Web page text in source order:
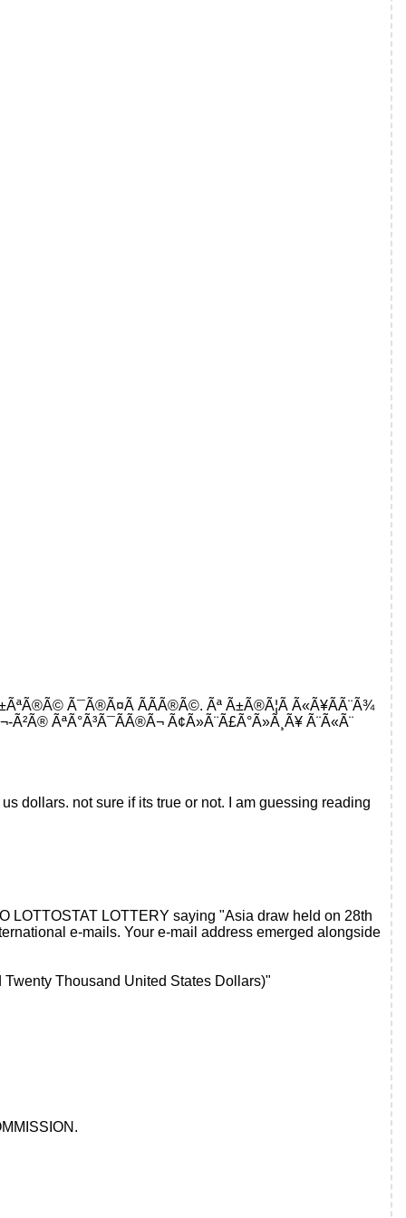
Ã¯Ã®Ã¤Ã Ã­Ã­Ã®Ã©. Ãª Ã±Ã®Ã¦Ã Ã«Ã¥Ã­Ã¨Ã¾
ÃªÃ°Ã³Ã¯Ã­Ã®Ã¬ Ã¢Ã»Ã¨Ã£Ã°Ã»Ã¸Ã¥ Ã¨Ã«Ã¨
dollars. not sure if its true or not. I am guessing reading
LOTTOSTAT LOTTERY saying "Asia draw held on 28th
e-mails. Your e-mail address emerged alongside
Thousand United States Dollars)"